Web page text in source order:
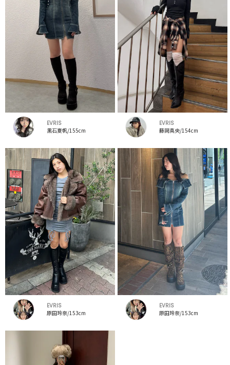
EVRIS
黒石夏帆/155cm
EVRIS
藤岡真央/154cm
EVRIS
原田玲奈/153cm
EVRIS
原田玲奈/153cm